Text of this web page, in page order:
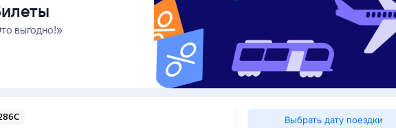
выгодно!»
Выбрать дату поездки